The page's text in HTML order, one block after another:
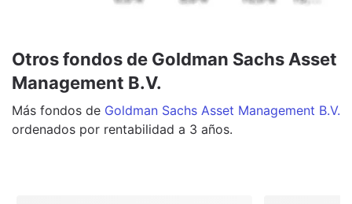
Otros fondos de Goldman Sachs Asset
Management B.V.
Más fondos de Goldman Sachs Asset Management B.V.
ordenados por rentabilidad a 3 años.